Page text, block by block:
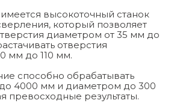
высокоточный станок
который позволяет
диаметром от 35 мм до
отверстия
мм до 110 мм.
способно обрабатывать
4000 мм и диаметром до 300
превосходные результаты.